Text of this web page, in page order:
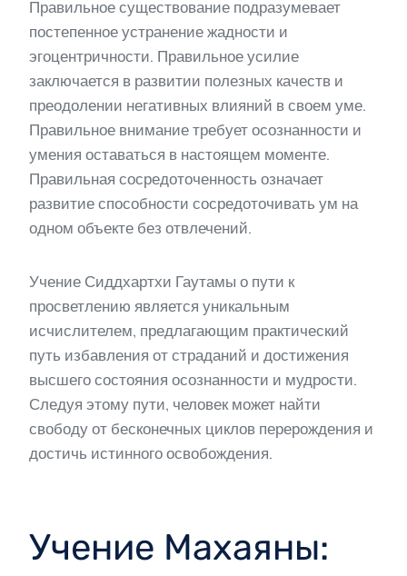
Правильное существование подразумевает
постепенное устранение жадности и
эгоцентричности. Правильное усилие
заключается в развитии полезных качеств и
преодолении негативных влияний в своем уме.
Правильное внимание требует осознанности и
умения оставаться в настоящем моменте.
Правильная сосредоточенность означает
развитие способности сосредоточивать ум на
одном объекте без отвлечений.
Учение Сиддхартхи Гаутамы о пути к
просветлению является уникальным
исчислителем, предлагающим практический
путь избавления от страданий и достижения
высшего состояния осознанности и мудрости.
Следуя этому пути, человек может найти
свободу от бесконечных циклов перерождения и
достичь истинного освобождения.
Учение Махаяны: